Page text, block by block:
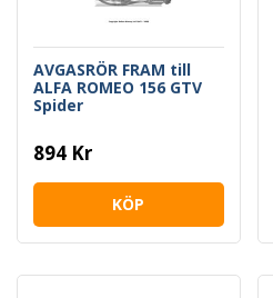
AVGASRÖR FRAM till
ALFA ROMEO 156 GTV
Spider
894 Kr
KÖP